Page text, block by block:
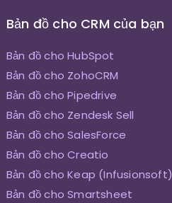
Bản đồ cho CRM của bạn
Bản đồ cho HubSpot
Bản đồ cho ZohoCRM
Bản đồ cho Pipedrive
Bản đồ cho Zendesk Sell
Bản đồ cho SalesForce
Bản đồ cho Creatio
Bản đồ cho Keap (Infusionsoft)
Bản đồ cho Smartsheet